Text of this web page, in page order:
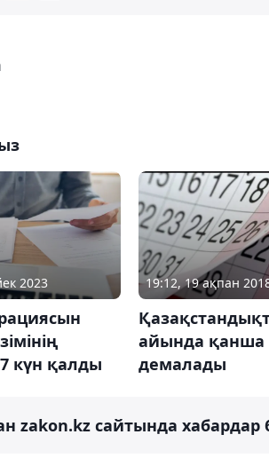
2023
күн қалды
19:12, 19 ақпан
айында қанша
демалады
zakon.kz сайтында хабардар